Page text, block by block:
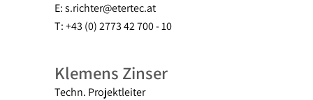
E: s.richter@etertec.at
T: +43 (0) 2773 42 700 - 10
Klemens Zinser
Techn. Projektleiter